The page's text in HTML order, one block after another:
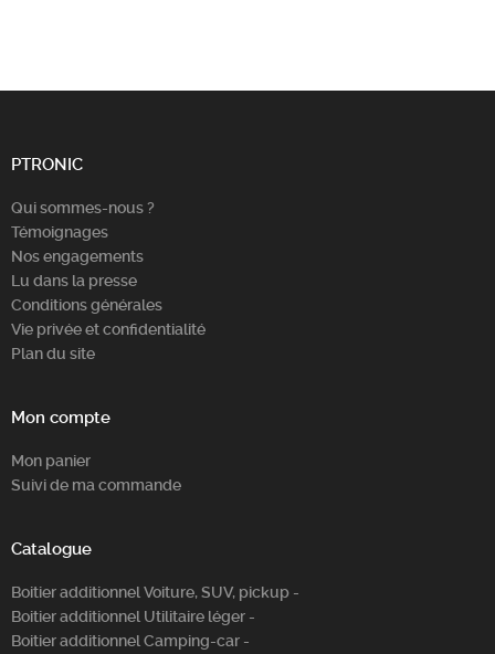
PTRONIC
Qui sommes-nous ?
Témoignages
Nos engagements
Lu dans la presse
Conditions générales
Vie privée et confidentialité
Plan du site
Mon compte
Mon panier
Suivi de ma commande
Catalogue
Boitier additionnel Voiture, SUV, pickup -
Boitier additionnel Utilitaire léger -
Boitier additionnel Camping-car -